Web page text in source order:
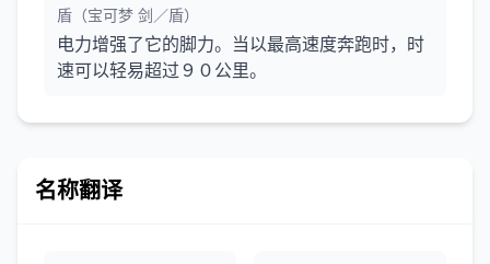
盾（宝可梦 剑／盾）
电力增强了它的脚力。当以最高速度奔跑时，时
速可以轻易超过９０公里。
名称翻译